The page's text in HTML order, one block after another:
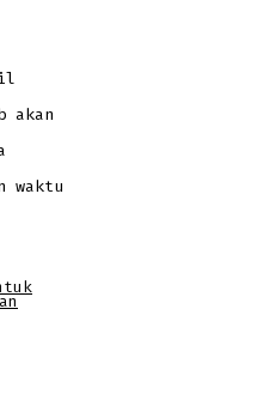
akan
waktu